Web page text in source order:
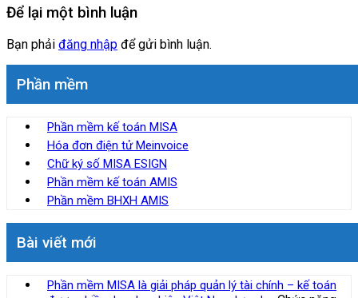
Để lại một bình luận
Bạn phải đăng nhập để gửi bình luận.
Phần mềm
Phần mềm kế toán MISA
Hóa đơn điện tử Meinvoice
Chữ ký số MISA ESIGN
Phần mềm kế toán AMIS
Phần mềm BHXH AMIS
Bài viết mới
Phần mềm MISA là giải pháp quản lý tài chính – kế toán